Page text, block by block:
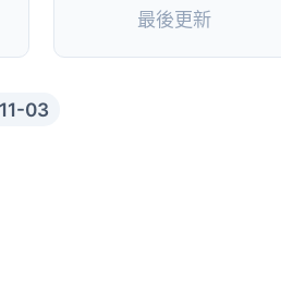
最後更新
03